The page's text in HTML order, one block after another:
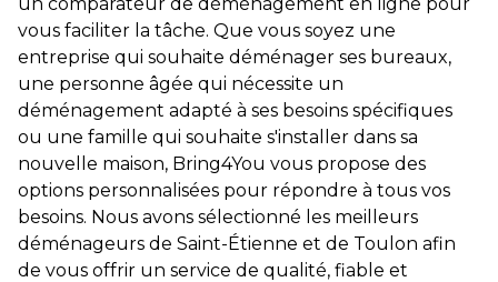
vous faciliter la tâche. Que vous soyez une
entreprise qui souhaite déménager ses bureaux,
une personne âgée qui nécessite un
déménagement adapté à ses besoins spécifiques
ou une famille qui souhaite s'installer dans sa
nouvelle maison, Bring4You vous propose des
options personnalisées pour répondre à tous vos
besoins. Nous avons sélectionné les meilleurs
déménageurs de Saint-Étienne et de Toulon afin
de vous offrir un service de qualité, fiable et